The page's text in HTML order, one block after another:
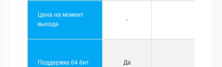
Цена на момент
выхода
-
Поддержка 64 бит Да